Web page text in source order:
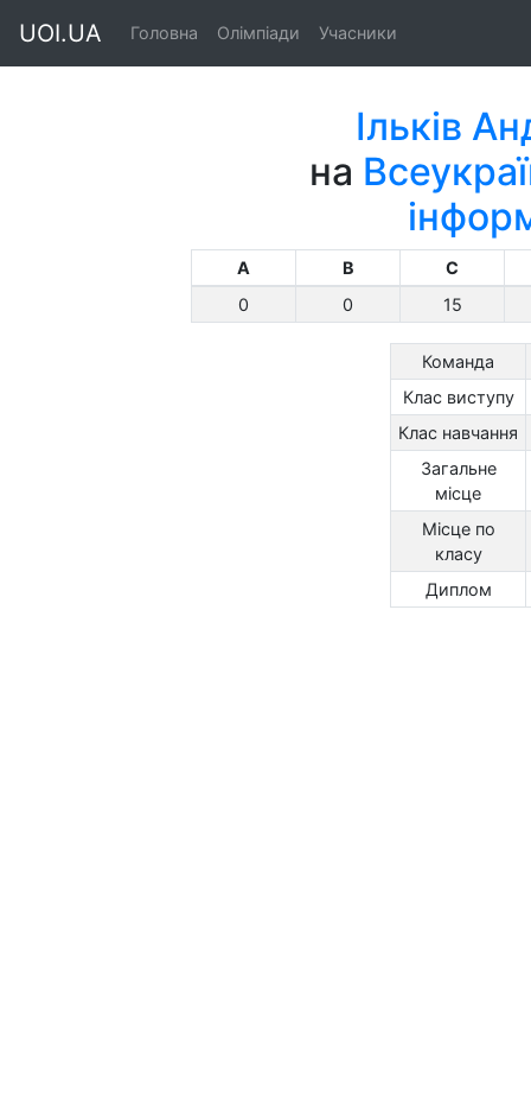
UOI.UA Головна Олімпіади Учасники
Ільків
на
A B
C
0
0 15
Команда
Клас виступу
Клас навчання
Загальне
місце
Місце по
класу
Диплом